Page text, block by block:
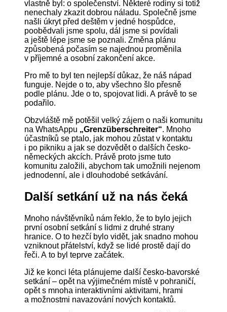
vlastně byl: o společenství. Některé rodiny si totiž
nenechaly zkazit dobrou náladu. Společně jsme
našli úkryt před deštěm v jedné hospůdce,
poobědvali jsme spolu, dál jsme si povídali
a ještě lépe jsme se poznali. Změna plánu
způsobená počasím se najednou proměnila
v příjemné a osobní zakončení akce.
Pro mě to byl ten nejlepší důkaz, že náš nápad
funguje. Nejde o to, aby všechno šlo přesně
podle plánu. Jde o to, spojovat lidi. A právě to se
podařilo.
Obzvláště mě potěšil velký zájem o naši komunitu
na WhatsAppu „Grenzüberschreiter“. Mnoho
účastníků se ptalo, jak mohou zůstat v kontaktu
i po pikniku a jak se dozvědět o dalších česko-
německých akcích. Právě proto jsme tuto
komunitu založili, abychom tak umožnili nejenom
jednodenní, ale i dlouhodobé setkávání.
Další setkání už na nás čeká
Mnoho návštěvníků nám řeklo, že to bylo jejich
první osobní setkání s lidmi z druhé strany
hranice. O to hezčí bylo vidět, jak snadno mohou
vzniknout přátelství, když se lidé prostě dají do
řeči. A to byl teprve začátek.
Již ke konci léta plánujeme další česko-bavorské
setkání – opět na výjimečném místě v pohraničí,
opět s mnoha interaktivními aktivitami, hrami
a možnostmi navazování nových kontaktů.